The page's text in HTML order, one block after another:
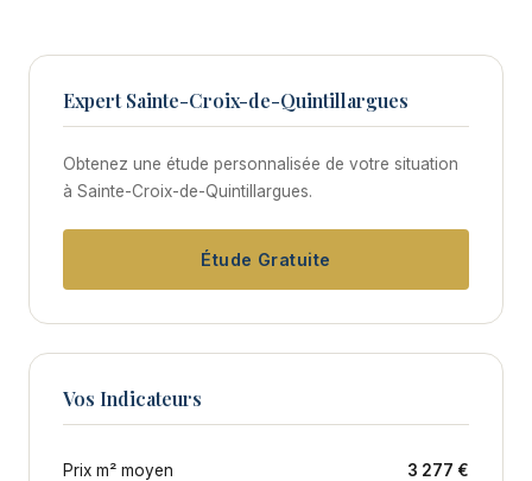
Expert Sainte-Croix-de-Quintillargues
Obtenez une étude personnalisée de votre situation
à Sainte-Croix-de-Quintillargues.
Étude Gratuite
Vos Indicateurs
Prix m² moyen 3 277 €